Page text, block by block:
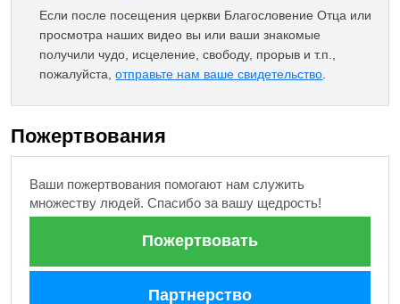
Если после посещения церкви Благословение Отца или
просмотра наших видео вы или ваши знакомые
получили чудо, исцеление, свободу, прорыв и т.п.,
пожалуйста,отправьте нам ваше свидетельство.
Пожертвования
Ваши пожертвования помогают нам служить
множеству людей. Спасибо за вашу щедрость!
Пожертвовать
Партнерство